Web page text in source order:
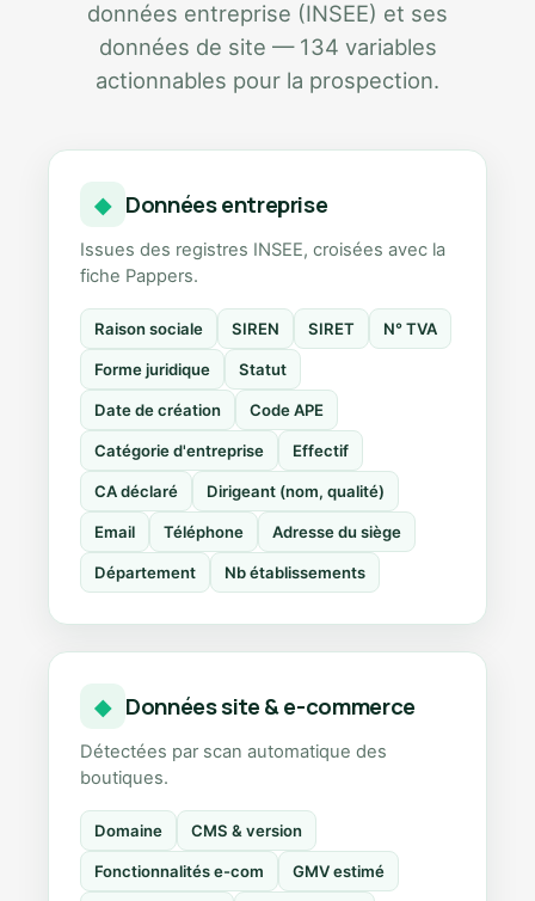
données entreprise (INSEE) et ses
données de site — 134 variables
actionnables pour la prospection.
◆ Données entreprise
Issues des registres INSEE, croisées avec la
fiche Pappers.
Raison sociale SIREN SIRET N° TVA
Forme juridique Statut
Date de création Code APE
Catégorie d'entreprise Effectif
CA déclaré Dirigeant (nom, qualité)
Email Téléphone Adresse du siège
Département Nb établissements
◆ Données site & e-commerce
Détectées par scan automatique des
boutiques.
Domaine CMS & version
Fonctionnalités e-com GMV estimé